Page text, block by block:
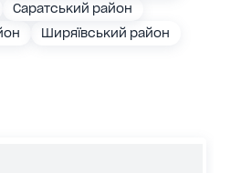
Саратський район
Ширяївський район